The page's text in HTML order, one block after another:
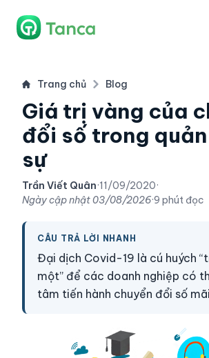
Trang chủ Blog
Giá trị vàng của
đổi số trong
sự
Trần Viết Quân·11/09/2020·
Ngày cập nhật03/08/2026·9 phút đọc
CÂU TRẢ LỜI NHANH
Đại dịch Covid-19 là cú huých
một” để các doanh nghiệp có
tâm tiến hành chuyển đổi số